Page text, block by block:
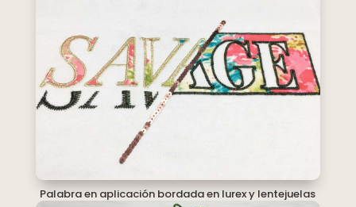
Palabra en aplicación bordada en lurex y lentejuelas